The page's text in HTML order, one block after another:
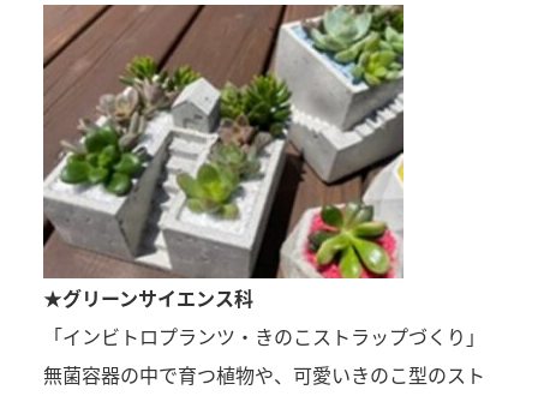
★グリーンサイエンス科
「インビトロプランツ・きのこストラップづくり」
無菌容器の中で育つ植物や、可愛いきのこ型のスト